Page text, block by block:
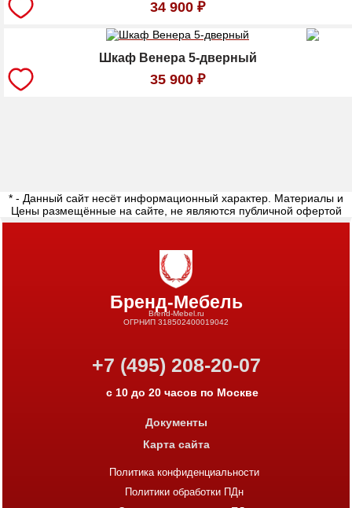
34 900 ₽
Шкаф Венера 5-дверный
35 900 ₽
* - Данный сайт несёт информационный характер. Материалы и
Цены размещённые на сайте, не являются публичной офертой
Бренд-Мебель
Brend-Mebel.ru
ОГРНИП 318502400019042
Политика конфиденциальности
Политики обработки ПДн
+7 (495) 208-20-07
с 10 до 20 часов по Москве
Документы
Карта сайта